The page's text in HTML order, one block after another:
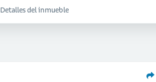
Detalles del inmueble